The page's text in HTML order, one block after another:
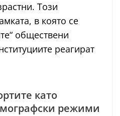
Този
в която се
обществени
реагират
като
режими